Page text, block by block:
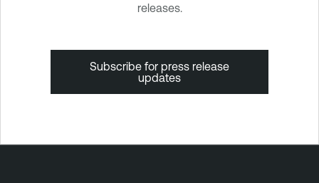
releases.
Subscribe for press release
updates